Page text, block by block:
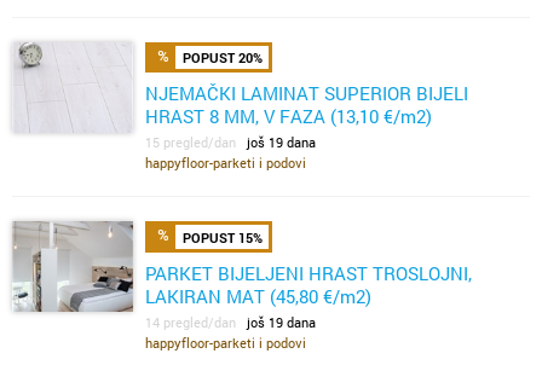
POPUST 20%
NJEMAČKI LAMINAT SUPERIOR BIJELI
HRAST 8 MM, V FAZA (13,10 €/m2)
15 pregled/dan još 19 dana
happyfloor-parketi i podovi
POPUST 15%
PARKET BIJELJENI HRAST TROSLOJNI,
LAKIRAN MAT (45,80 €/m2)
14 pregled/dan još 19 dana
happyfloor-parketi i podovi